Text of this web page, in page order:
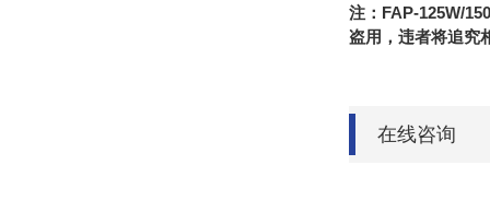
注：FAP-125W/
盗用，违者将追究
在线咨询